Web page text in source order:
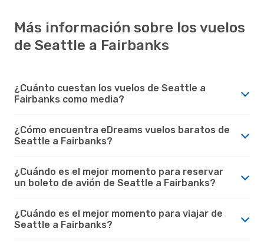
Más información sobre los vuelos
de Seattle a Fairbanks
¿Cuánto cuestan los vuelos de Seattle a
Fairbanks como media?
¿Cómo encuentra eDreams vuelos baratos de
Seattle a Fairbanks?
¿Cuándo es el mejor momento para reservar
un boleto de avión de Seattle a Fairbanks?
¿Cuándo es el mejor momento para viajar de
Seattle a Fairbanks?